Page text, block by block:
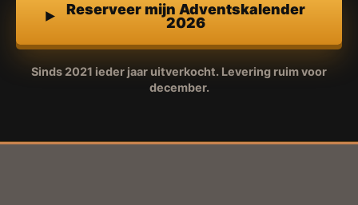
Reserveer mijn Adventskalender
2026
Sinds 2021 ieder jaar uitverkocht. Levering ruim voor
december.